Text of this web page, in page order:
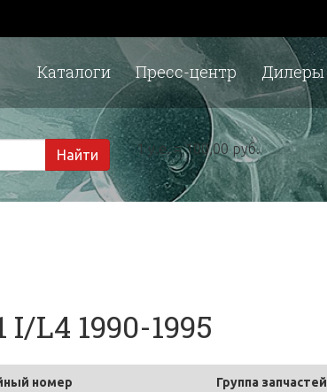
Дилеры
Пресс-центр
Каталоги
Найти 1 у.е. = 100,00 руб.
L4 1990-1995
номер Группа запчастей